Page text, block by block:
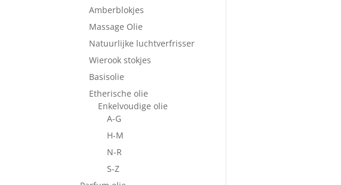
Amberblokjes
Massage Olie
Natuurlijke luchtverfrisser
Wierook stokjes
Basisolie
Etherische olie
Enkelvoudige olie
A-G
H-M
N-R
S-Z